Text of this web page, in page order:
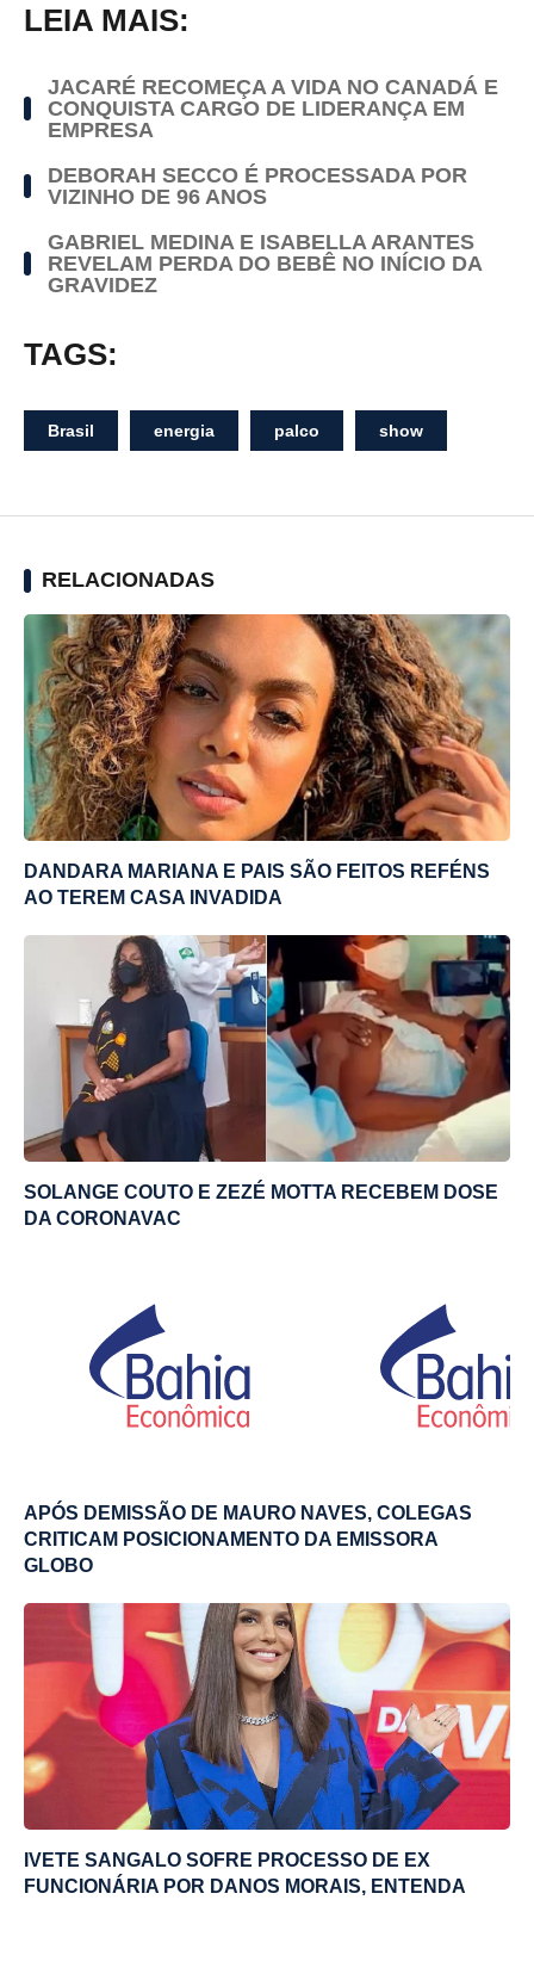
LEIA MAIS:
JACARÉ RECOMEÇA A VIDA NO CANADÁ E
CONQUISTA CARGO DE LIDERANÇA EM
EMPRESA
DEBORAH SECCO É PROCESSADA POR
VIZINHO DE 96 ANOS
GABRIEL MEDINA E ISABELLA ARANTES
REVELAM PERDA DO BEBÊ NO INÍCIO DA
GRAVIDEZ
TAGS:
Brasil energia palco show
RELACIONADAS
DANDARA MARIANA E PAIS SÃO FEITOS REFÉNS
AO TEREM CASA INVADIDA
SOLANGE COUTO E ZEZÉ MOTTA RECEBEM DOSE
DA CORONAVAC
APÓS DEMISSÃO DE MAURO NAVES, COLEGAS
CRITICAM POSICIONAMENTO DA EMISSORA
GLOBO
IVETE SANGALO SOFRE PROCESSO DE EX
FUNCIONÁRIA POR DANOS MORAIS, ENTENDA